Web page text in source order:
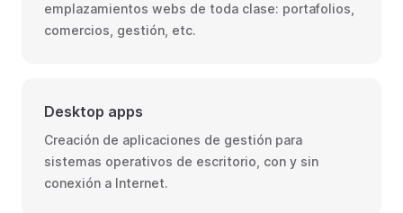
emplazamientos webs de toda clase: portafolios,
comercios, gestión, etc.
Desktop apps
Creación de aplicaciones de gestión para
sistemas operativos de escritorio, con y sin
conexión a Internet.